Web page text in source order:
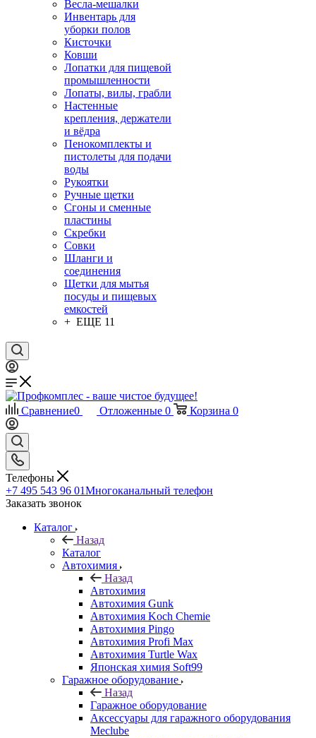
Весла-мешалки
Инвентарь для
уборки полов
Кисточки
Ковши
Лопатки для пищевой
промышленности
Лопаты, вилы, грабли
Настенные
крепления, держатели
и вёдра
Пенокомплекты и
пистолеты для подачи
воды
Рукоятки
Ручные щетки
Сгоны и сменные
пластины
Скребки
Совки
Шланги и
соединения
Щетки для мытья
посуды и пищевых
емкостей
+ ЕЩЕ 11
Сравнение0 Отложенные 0 Корзина 0
Телефоны
+7 495 543 96 01Многоканальный телефон
Заказать звонок
Каталог
Назад
Каталог
Автохимия
Назад
Автохимия
Автохимия Gunk
Автохимия Koch Chemie
Автохимия Pingo
Автохимия Profi Max
Автохимия Turtle Wax
Японская химия Soft99
Гаражное оборудование
Назад
Гаражное оборудование
Аксессуары для гаражного оборудования
Meclube